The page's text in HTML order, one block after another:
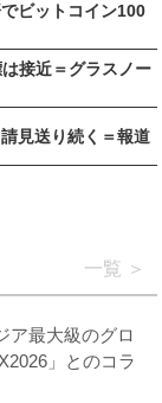
ビットコイン100
接近＝グラスノー
見送り続く＝報道
一覧
ア最大級のグロ
」とのコラ